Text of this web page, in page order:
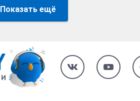
Показать ещё